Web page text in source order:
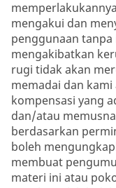
mengakui dan
penggunaan
mengakibatkan
rugi tidak akan
memadai dan
kompensasi yang
dan/atau
berdasarkan
boleh
membuat
materi ini atau